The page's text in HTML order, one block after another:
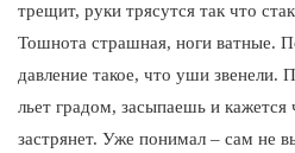
трещит, руки трясутся так что
Тошнота страшная, ноги ватные.
давление такое, что уши звенели.
льет градом, засыпаешь и кажется
застрянет. Уже понимал – сам не